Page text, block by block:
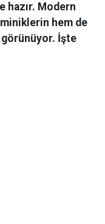
hazır. Modern
hem de
İşte